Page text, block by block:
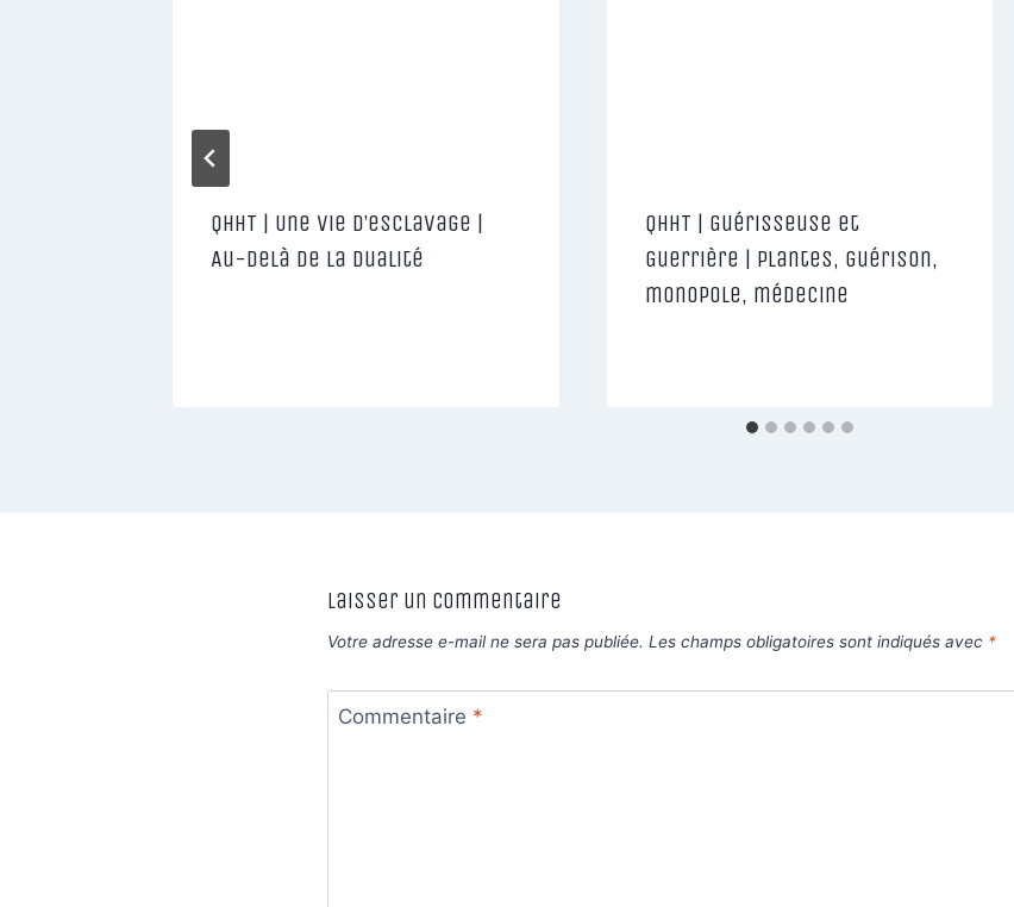
QHHT | Une vie d’esclavage |
Au-delà de la dualité
QHHT | Guérisseuse et
Guerrière | Plantes, guérison,
monopole, médecine
Laisser un commentaire
Votre adresse e-mail ne sera pas publiée. Les champs obligatoires sont indiqués avec *
Commentaire *